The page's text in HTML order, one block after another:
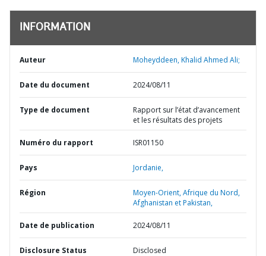
INFORMATION
Auteur Moheyddeen, Khalid Ahmed Ali;
Date du document 2024/08/11
Type de document
Rapport sur l’état d’avancement
et les résultats des projets
Numéro du rapport ISR01150
Pays Jordanie,
Région
Moyen-Orient, Afrique du Nord,
Afghanistan et Pakistan,
Date de publication 2024/08/11
Disclosure Status Disclosed